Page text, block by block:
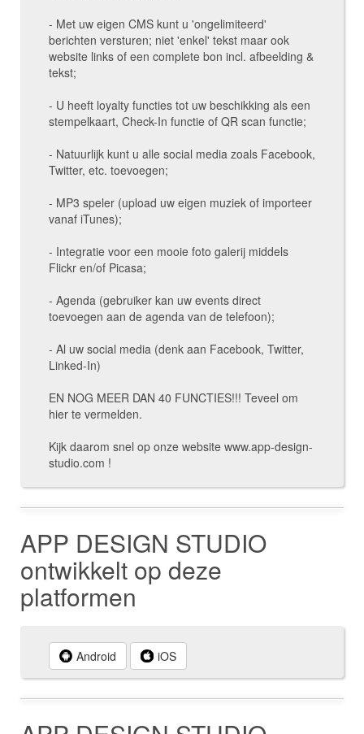
- Met uw eigen CMS kunt u 'ongelimiteerd'
berichten versturen; niet 'enkel' tekst maar ook
website links of een complete bon incl. afbeelding &
tekst;
- U heeft loyalty functies tot uw beschikking als een
stempelkaart, Check-In functie of QR scan functie;
- Natuurlijk kunt u alle social media zoals Facebook,
Twitter, etc. toevoegen;
- MP3 speler (upload uw eigen muziek of importeer
vanaf iTunes);
- Integratie voor een mooie foto galerij middels
Flickr en/of Picasa;
- Agenda (gebruiker kan uw events direct
toevoegen aan de agenda van de telefoon);
- Al uw social media (denk aan Facebook, Twitter,
Linked-In)
EN NOG MEER DAN 40 FUNCTIES!!! Teveel om
hier te vermelden.
Kijk daarom snel op onze website www.app-design-
studio.com !
APP DESIGN STUDIO
ontwikkelt op deze
platformen
Android iOS